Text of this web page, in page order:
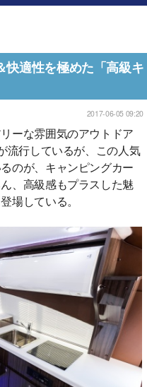
適性を極めた「高級キ
2017-06-05 09:20
ーな雰囲気のアウトドア
流行しているが、この人気
のが、キャンピングカー
、高級感もプラスした魅
場している。